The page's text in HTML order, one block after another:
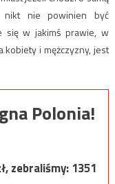
nikt nie powinien być
się w jakimś prawie, w
kobiety i mężczyzny, jest
Polonia!
zebraliśmy:1351